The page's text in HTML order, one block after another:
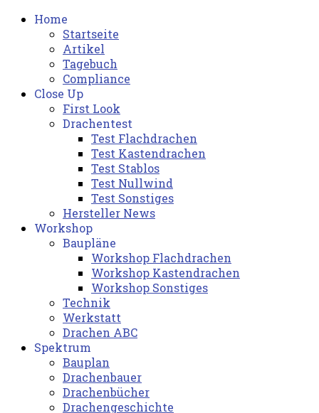
Home
Startseite
Artikel
Tagebuch
Compliance
Close Up
First Look
Drachentest
Test Flachdrachen
Test Kastendrachen
Test Stablos
Test Nullwind
Test Sonstiges
Hersteller News
Workshop
Baupläne
Workshop Flachdrachen
Workshop Kastendrachen
Workshop Sonstiges
Technik
Werkstatt
Drachen ABC
Spektrum
Bauplan
Drachenbauer
Drachenbücher
Drachengeschichte